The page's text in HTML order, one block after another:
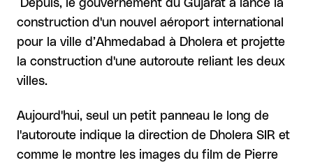
Depuis, le gouvernement du Gujarat a lancé la
construction d'un nouvel aéroport international
pour la ville d’Ahmedabad à Dholera et projette
la construction d'une autoroute reliant les deux
villes.
Aujourd'hui, seul un petit panneau le long de
l'autoroute indique la direction de Dholera SIR et
comme le montre les images du film de Pierre